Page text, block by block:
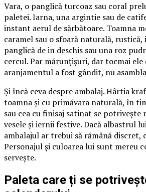
Vara, o panglică turcoaz sau coral
paletei. Iarna, una argintie sau de
instant aerul de sărbătoare. Toamna
caramel sau o sfoară naturală,
panglică de in deschis sau una roz
cercul. Par mărunțișuri, dar tocmai ele
aranjamentul a fost gândit, nu
Și încă ceva despre ambalaj. Hârtia
toamna și cu primăvara naturală, în
sau cea cu finisaj satinat se potrivește
vesele și iernii festive. Dacă albastrul
ambalajul ar trebui să rămână discret,
Personajul și culoarea lui sunt mereu
servește.
Paleta care ți se